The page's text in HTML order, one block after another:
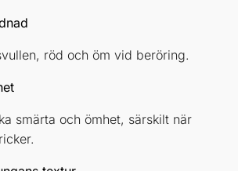
röd och öm vid beröring.
smärta och ömhet, särskilt när